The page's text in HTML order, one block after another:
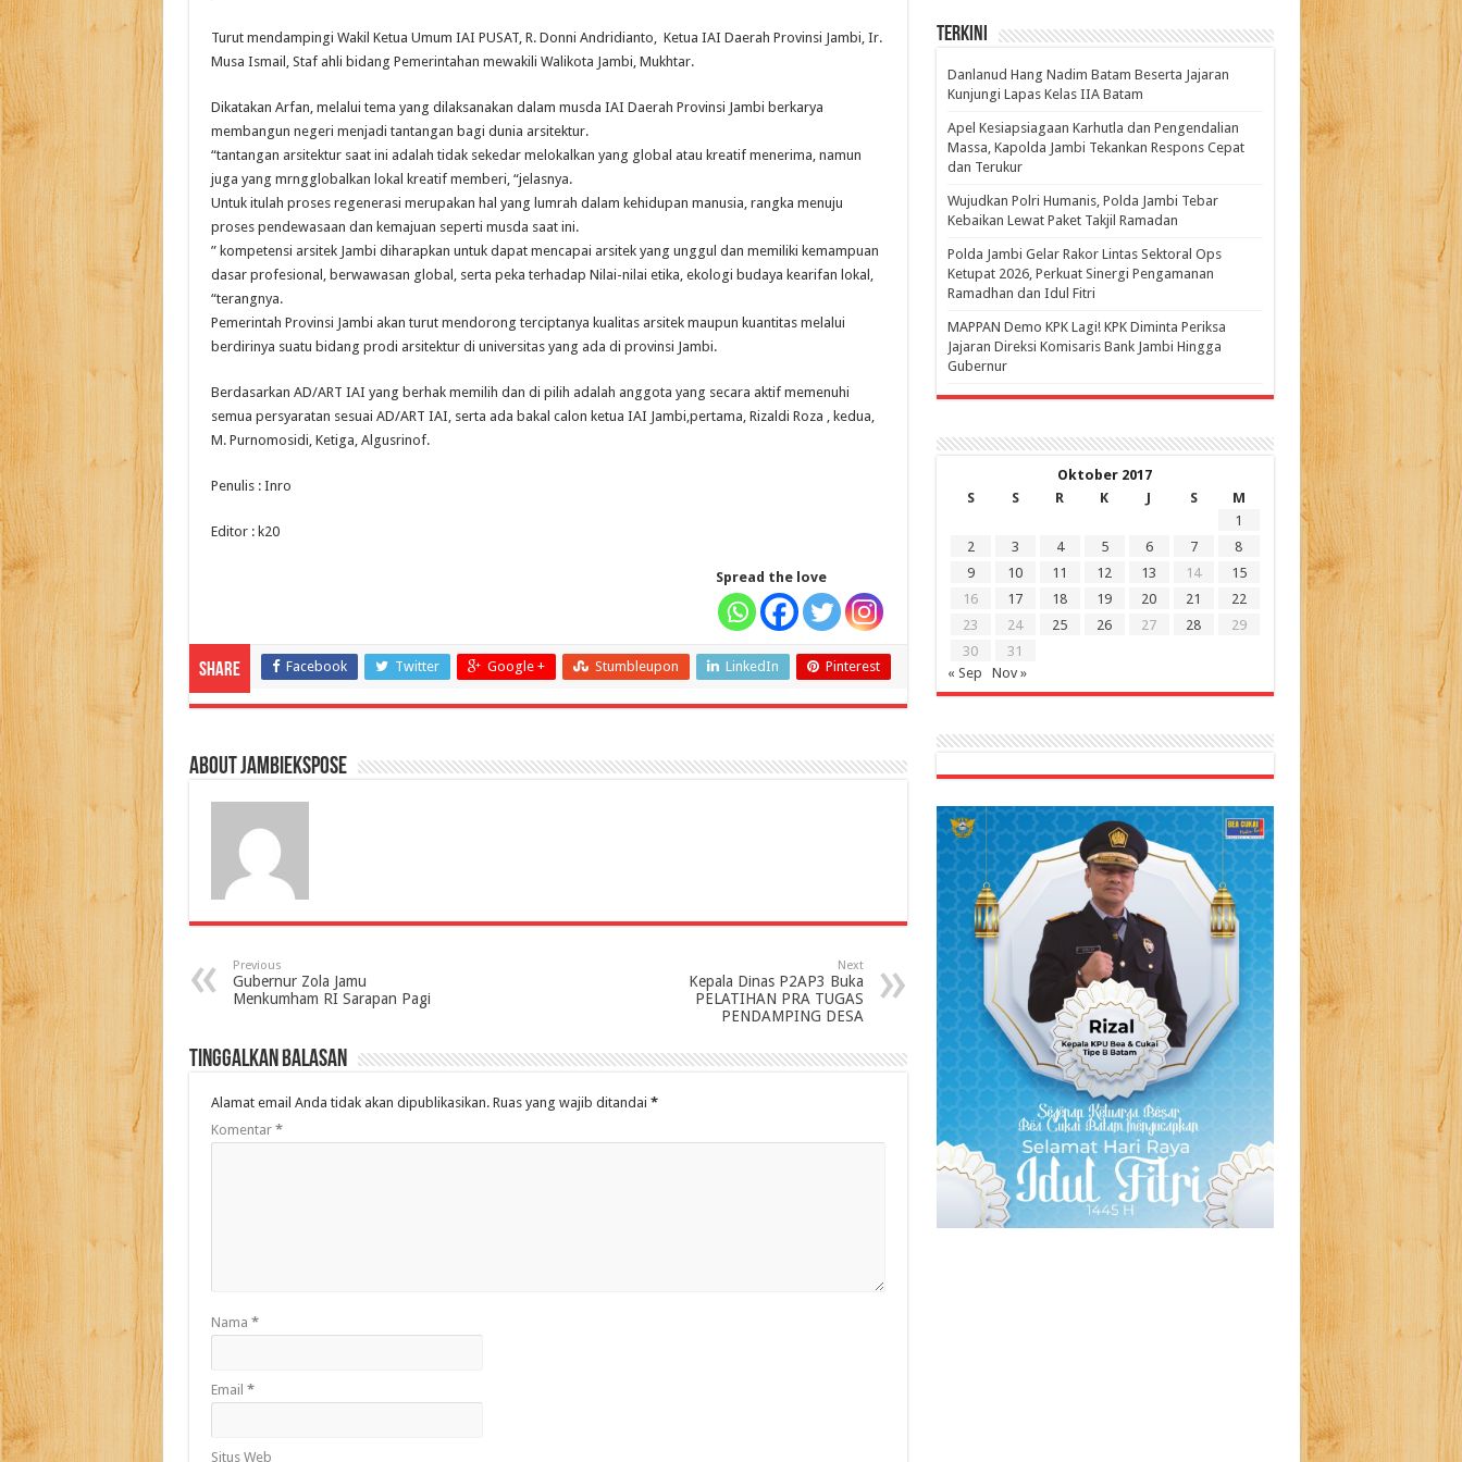
Turut mendampingi Wakil Ketua Umum IAI PUSAT, R. Donni Andridianto, Ketua IAI Daerah Provinsi Jambi, Ir.
Musa Ismail, Staf ahli bidang Pemerintahan mewakili Walikota Jambi, Mukhtar.
Dikatakan Arfan, melalui tema yang dilaksanakan dalam musda IAI Daerah Provinsi Jambi berkarya
membangun negeri menjadi tantangan bagi dunia arsitektur.
“tantangan arsitektur saat ini adalah tidak sekedar melokalkan yang global atau kreatif menerima, namun
juga yang mrngglobalkan lokal kreatif memberi, “jelasnya.
Untuk itulah proses regenerasi merupakan hal yang lumrah dalam kehidupan manusia, rangka menuju
proses pendewasaan dan kemajuan seperti musda saat ini.
” kompetensi arsitek Jambi diharapkan untuk dapat mencapai arsitek yang unggul dan memiliki kemampuan
dasar profesional, berwawasan global, serta peka terhadap Nilai-nilai etika, ekologi budaya kearifan lokal,
“terangnya.
Pemerintah Provinsi Jambi akan turut mendorong terciptanya kualitas arsitek maupun kuantitas melalui
berdirinya suatu bidang prodi arsitektur di universitas yang ada di provinsi Jambi.
Berdasarkan AD/ART IAI yang berhak memilih dan di pilih adalah anggota yang secara aktif memenuhi
semua persyaratan sesuai AD/ART IAI, serta ada bakal calon ketua IAI Jambi,pertama, Rizaldi Roza , kedua,
M. Purnomosidi, Ketiga, Algusrinof.
Penulis : Inro
Editor : k20
Spread the love
Share Facebook Twitter Google + Stumbleupon LinkedIn Pinterest
About jambiekspose
Previous
Gubernur Zola Jamu
Menkumham RI Sarapan Pagi
Next
Kepala Dinas P2AP3 Buka
PELATIHAN PRA TUGAS
PENDAMPING DESA
Tinggalkan Balasan
Alamat email Anda tidak akan dipublikasikan. Ruas yang wajib ditandai *
Komentar *
Nama *
Email *
Situs Web
Terkini
Danlanud Hang Nadim Batam Beserta Jajaran
Kunjungi Lapas Kelas IIA Batam
Apel Kesiapsiagaan Karhutla dan Pengendalian
Massa, Kapolda Jambi Tekankan Respons Cepat
dan Terukur
Wujudkan Polri Humanis, Polda Jambi Tebar
Kebaikan Lewat Paket Takjil Ramadan
Polda Jambi Gelar Rakor Lintas Sektoral Ops
Ketupat 2026, Perkuat Sinergi Pengamanan
Ramadhan dan Idul Fitri
‎MAPPAN Demo KPK Lagi! KPK Diminta Periksa
Jajaran Direksi Komisaris Bank Jambi Hingga
Gubernur ‎
Oktober 2017
S
S R K J S
M
1
2
3 4 5 6 7
8
9
10 11 12 13 14
15
16
17 18 19 20 21
22
23
24 25 26 27 28
29
30
31
« Sep
Nov »